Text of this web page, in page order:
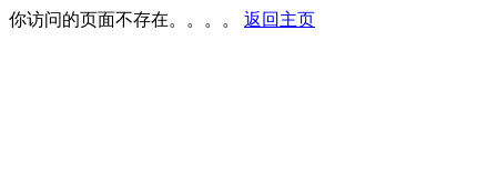
你访问的页面不存在。。。。 返回主页